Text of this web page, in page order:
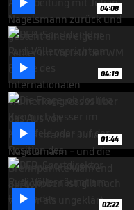
04:08
 04:19
 01:44
 02:22